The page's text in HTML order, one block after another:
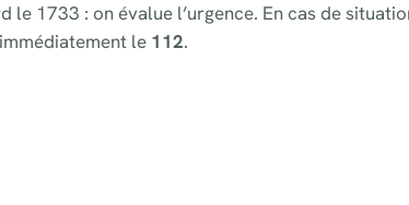
le 1733 : on évalue l’urgence. En cas de
le 112.